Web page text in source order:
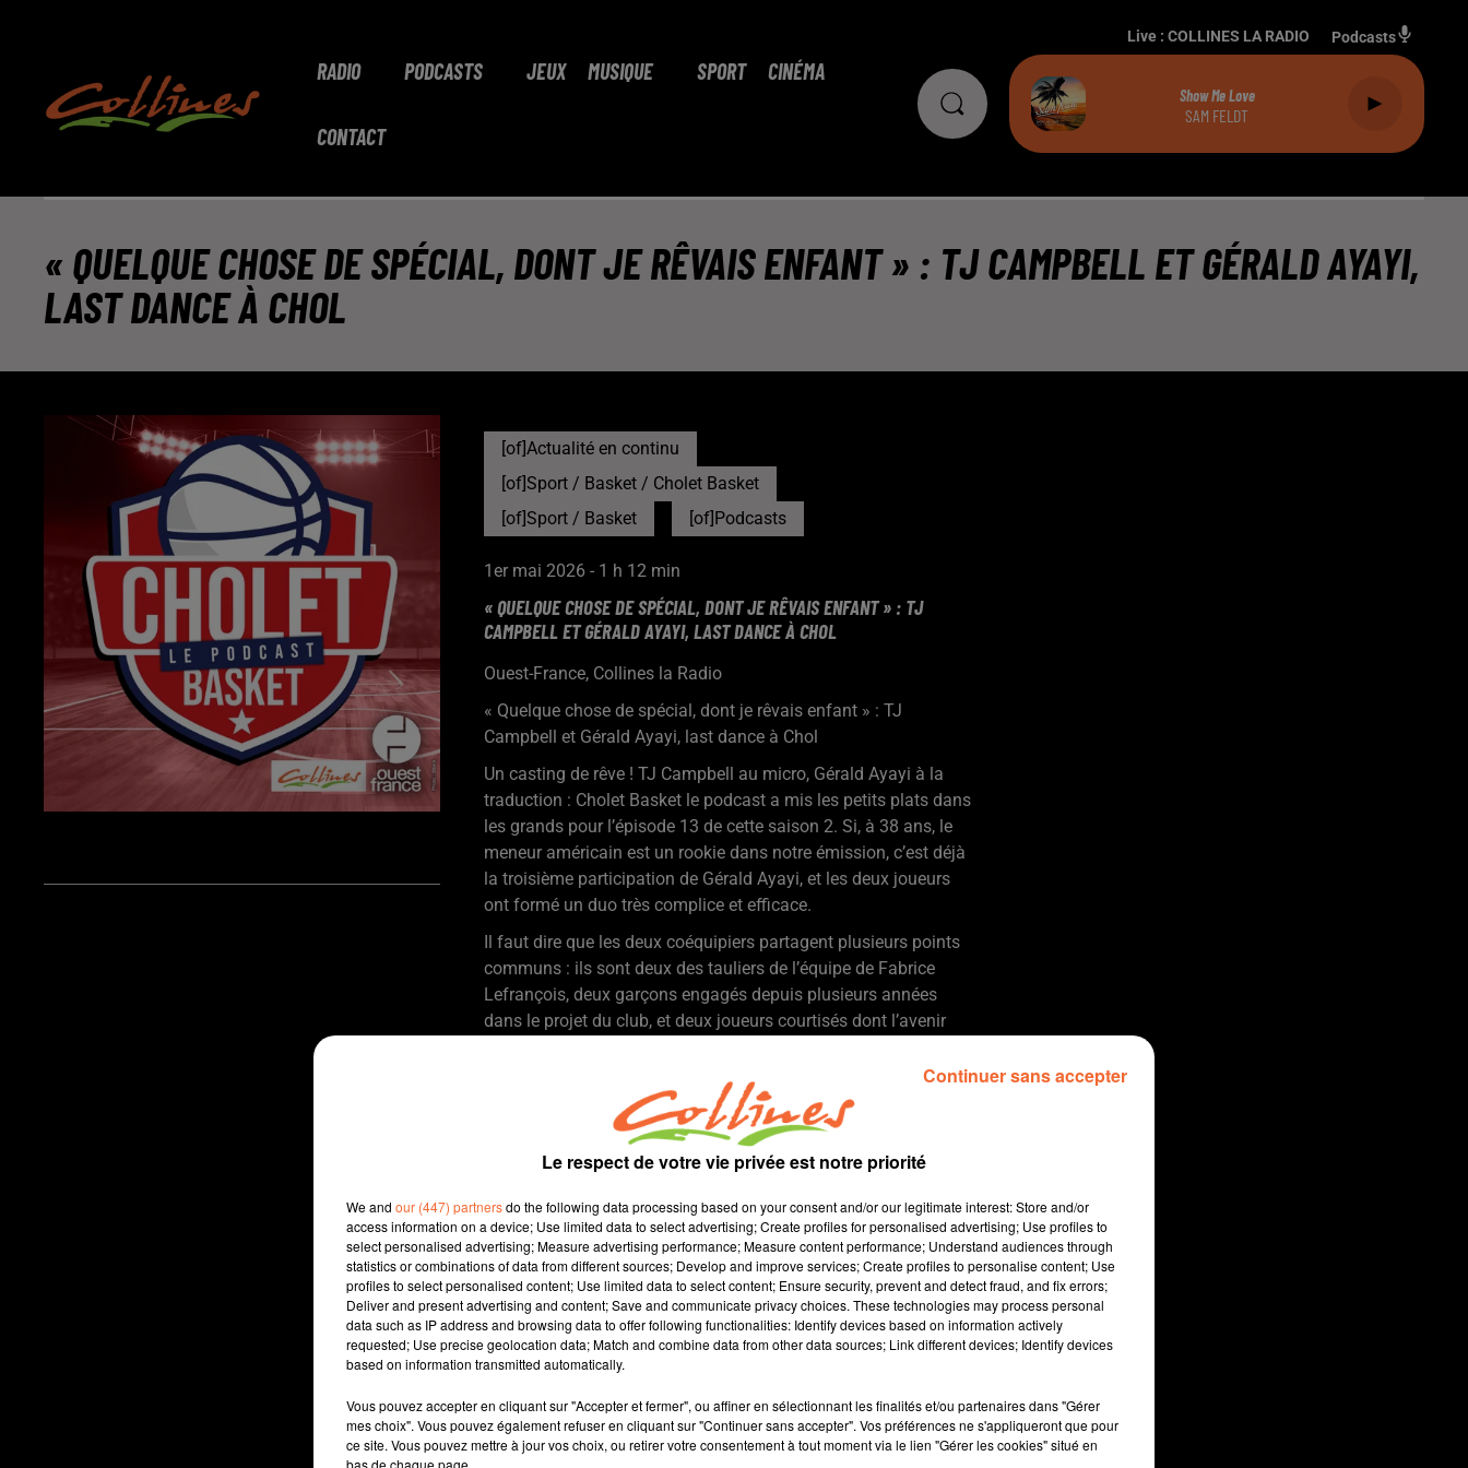
RADIO PODCASTS JEUX MUSIQUE SPORT CINÉMA
CONTACT
Live : COLLINES LA RADIO Podcasts
Show Me Love
SAM FELDT
« QUELQUE CHOSE DE SPÉCIAL, DONT JE RÊVAIS ENFANT » : TJ CAMPBELL ET GÉRALD AYAYI,
LAST DANCE À CHOL
[of]Actualité en continu
[of]Sport / Basket / Cholet Basket
[of]Sport / Basket
[of]Podcasts
1er mai 2026 - 1 h 12 min
« QUELQUE CHOSE DE SPÉCIAL, DONT JE RÊVAIS ENFANT » : TJ
CAMPBELL ET GÉRALD AYAYI, LAST DANCE À CHOL
Ouest-France, Collines la Radio
« Quelque chose de spécial, dont je rêvais enfant » : TJ
Campbell et Gérald Ayayi, last dance à Chol
Un casting de rêve ! TJ Campbell au micro, Gérald Ayayi à la
traduction : Cholet Basket le podcast a mis les petits plats dans
les grands pour l’épisode 13 de cette saison 2. Si, à 38 ans, le
meneur américain est un rookie dans notre émission, c’est déjà
la troisième participation de Gérald Ayayi, et les deux joueurs
ont formé un duo très complice et efficace.
Il faut dire que les deux coéquipiers partagent plusieurs points
communs : ils sont deux des tauliers de l’équipe de Fabrice
Lefrançois, deux garçons engagés depuis plusieurs années
dans le projet du club, et deux joueurs courtisés dont l’avenir
prochaine. Des sujets qu’ils ont évidemment évoqués au micro
de Ouest-France et Collines la radio, devant de nombreux
supporters venus les écouter en direct, au bar-restaurant
la saison pour prendre ma décision »a éludé le meneur, en
rendant un vibrant hommage à Cholet et ses supporters, qu’il
risque fort de quitter dans quelques semaines.« Cholet, c’est
ma deuxième maison. J’ai passé un tiers de ma carrière ici et
peut-être que j’y reviendrai après ma carrière », a dit
l’Américain, ému à l’évocation de la chanson que la Meilleraie
entonne à sa gloire à chaque rencontre.
dont on rêve enfant, marquer l’histoire, être connu, reconnu
pour ce qu’on a fait. C’est ce que j’ai trouvé à Cholet. Les fans
ont été incroyables avec moi, c’est quelque chose de très
Le respect de votre vie privée est notre priorité
We and our (447) partnersdo the following data processing based on your consent and/or our legitimate interest: Store and/or
access information on a device; Use limited data to select advertising; Create profiles for personalised advertising; Use profiles to
select personalised advertising; Measure advertising performance; Measure content performance; Understand audiences through
statistics or combinations of data from different sources; Develop and improve services; Create profiles to personalise content; Use
profiles to select personalised content; Use limited data to select content; Ensure security, prevent and detect fraud, and fix errors;
Deliver and present advertising and content; Save and communicate privacy choices. These technologies may process personal
data such as IP address and browsing data to offer following functionalities: Identify devices based on information actively
requested; Use precise geolocation data; Match and combine data from other data sources; Link different devices; Identify devices
based on information transmitted automatically.
Vous pouvez accepter en cliquant sur "Accepter et fermer", ou affiner en sélectionnant les finalités et/ou partenaires dans "Gérer
mes choix". Vous pouvez également refuser en cliquant sur "Continuer sans accepter". Vos préférences ne s'appliqueront que pour
ce site. Vous pouvez mettre à jour vos choix, ou retirer votre consentement à tout moment via le lien "Gérer les cookies" situé en
bas de chaque page.
Continuer sans accepter